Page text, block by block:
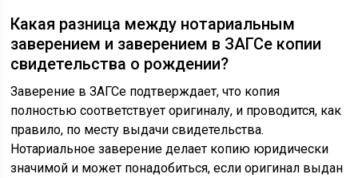
Какая разница между нотариальным
заверением и заверением в ЗАГСе копии
свидетельства о рождении?
Заверение в ЗАГСе подтверждает, что копия
полностью соответствует оригиналу, и проводится, как
правило, по месту выдачи свидетельства.
Нотариальное заверение делает копию юридически
значимой и может понадобиться, если оригинал выдан